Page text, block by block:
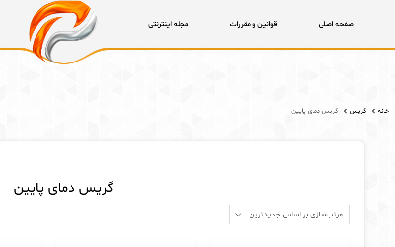
صفحه اصلی قوانین و مقررات مجله اینترنتی
Products search
خانه گریس گریس دمای پایین
گریس دمای پایین
به دلیل عدم ثبات قیمتها، لطفا پیش از پرداخت نهایی حتما قیمت را از فروشگاه